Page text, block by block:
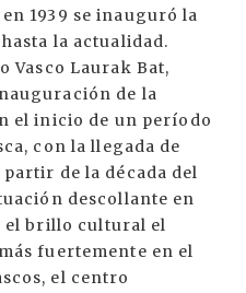
1939 se inauguró la
la actualidad.
Vasco Laurak Bat,
de la
el inicio de un período
con la llegada de
de la década del
descollante en
el brillo cultural el
fuertemente en el
el centro